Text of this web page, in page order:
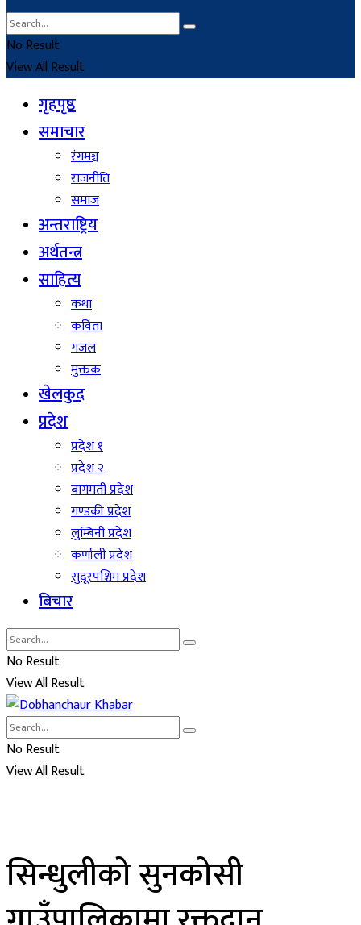
No Result
View All Result
गृहपृष्ठ
समाचार
रंगमञ्च
राजनीति
समाज
अन्तराष्ट्रिय
अर्थतन्त्र
साहित्य
कथा
कविता
गजल
मुक्तक
खेलकुद
प्रदेश
प्रदेश १
प्रदेश २
बागमती प्रदेश
गण्डकी प्रदेश
लुम्बिनी प्रदेश
कर्णाली प्रदेश
सुदूरपश्चिम प्रदेश
बिचार
No Result
View All Result
No Result
View All Result
सिन्धुलीको सुनकोसी